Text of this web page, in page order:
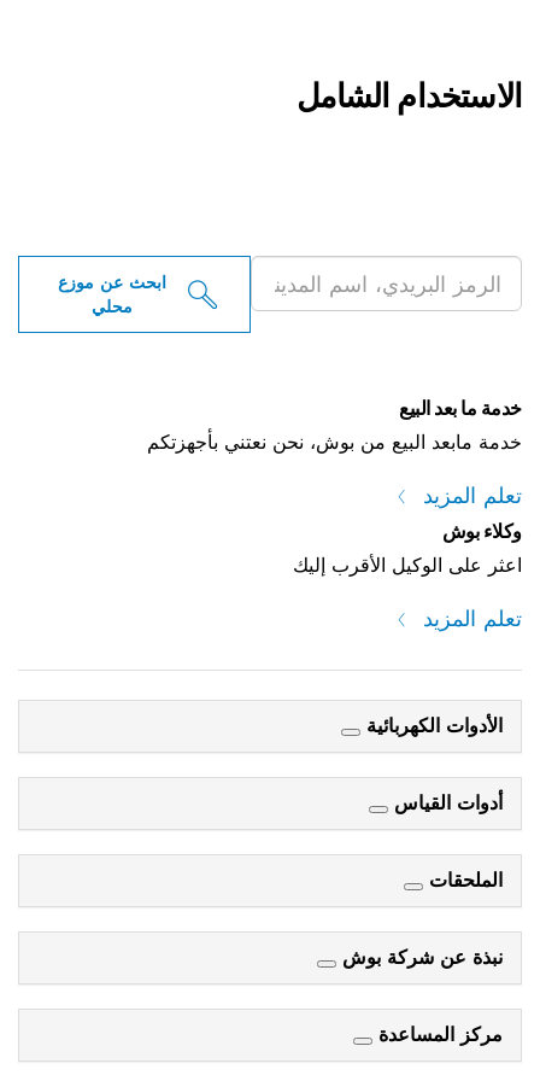
الشامل
ابحث عن موزع
محلي
ما بعد البيع
مابعد البيع من بوش، نحن نعتني بأجهزتكم
المزيد
بوش
على الوكيل الأقرب إليك
المزيد
الأدوات الكهربائية
أدوات القياس
الملحقات
نبذة عن شركة بوش
مركز المساعدة